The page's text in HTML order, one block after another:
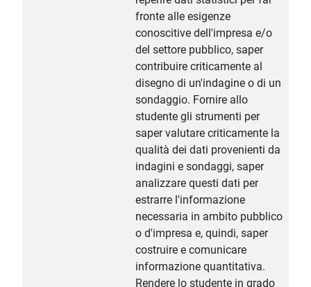
fronte alle esigenze
conoscitive dell'impresa e/o
del settore pubblico, saper
contribuire criticamente al
disegno di un'indagine o di un
sondaggio. Fornire allo
studente gli strumenti per
saper valutare criticamente la
qualità dei dati provenienti da
indagini e sondaggi, saper
analizzare questi dati per
estrarre l'informazione
necessaria in ambito pubblico
o d'impresa e, quindi, saper
costruire e comunicare
informazione quantitativa.
Rendere lo studente in grado